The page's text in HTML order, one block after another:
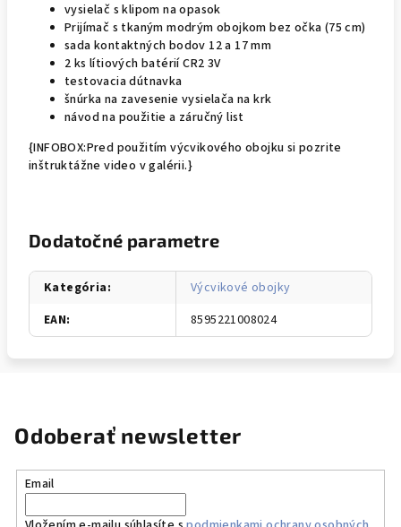
vysielač s klipom na opasok
Prijímač s tkaným modrým obojkom bez očka (75 cm)
sada kontaktných bodov 12 a 17 mm
2 ks lítiových batérií CR2 3V
testovacia dútnavka
šnúrka na zavesenie vysielača na krk
návod na použitie a záručný list
{INFOBOX:Pred použitím výcvikového obojku si pozrite
inštruktážne video v galérii.}
Dodatočné parametre
Kategória:
Výcvikové obojky
EAN: 8595221008024
Odoberať newsletter
Email